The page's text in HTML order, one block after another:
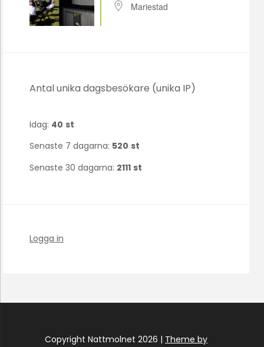
Mariestad
Antal unika dagsbesökare (unika IP)
Idag: 40 st
Senaste 7 dagarna: 520 st
Senaste 30 dagarna: 2111 st
Logga in
Copyright Nattmolnet 2026 | Theme by